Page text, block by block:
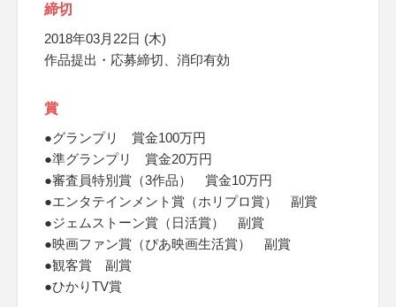
締切
2018年03月22日 (木)
作品提出・応募締切、消印有効
賞
●グランプリ 賞金100万円
●準グランプリ 賞金20万円
●審査員特別賞（3作品） 賞金10万円
●エンタテインメント賞（ホリプロ賞） 副賞
●ジェムストーン賞（日活賞） 副賞
●映画ファン賞（ぴあ映画生活賞） 副賞
●観客賞 副賞
●ひかりTV賞